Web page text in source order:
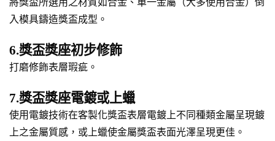
入模具鑄造獎盃成型。
6.獎盃獎座初步修飾
打磨修飾表層瑕疵。
7.獎盃獎座電鍍或上蠟
使用電鍍技術在客製化獎盃表層電鍍上不同種類金屬呈現鍍
上之金屬質感，或上蠟使金屬獎盃表面光澤呈現更佳。